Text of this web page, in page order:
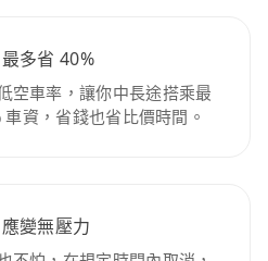
多省 40%
空車率，讓你中長途搭乘最
資，省錢也省比價時間。
變無壓力